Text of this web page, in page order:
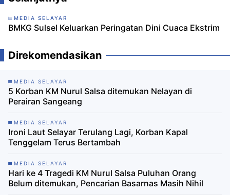
MEDIA SELAYAR
BMKG Sulsel Keluarkan Peringatan Dini Cuaca Ekstrim
Direkomendasikan
MEDIA SELAYAR
5 Korban KM Nurul Salsa ditemukan Nelayan di
Perairan Sangeang
MEDIA SELAYAR
Ironi Laut Selayar Terulang Lagi, Korban Kapal
Tenggelam Terus Bertambah
MEDIA SELAYAR
Hari ke 4 Tragedi KM Nurul Salsa Puluhan Orang
Belum ditemukan, Pencarian Basarnas Masih Nihil